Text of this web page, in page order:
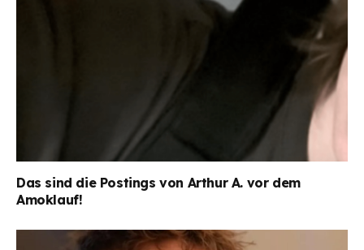
Das sind die Postings von Arthur A. vor dem
Amoklauf!